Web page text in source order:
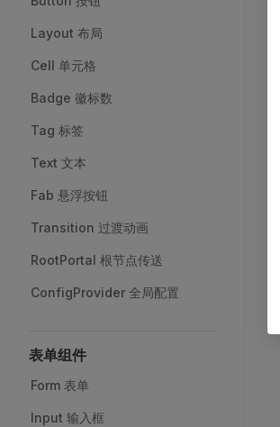
Layout 布局
Cell 单元格
Badge 徽标数
Tag 标签
Text 文本
Fab 悬浮按钮
Transition 过渡动画
RootPortal 根节点传送
ConfigProvider 全局配置
表单组件
Form 表单
Input 输入框